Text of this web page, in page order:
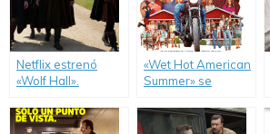
Netflix estrenó
«Wolf Hall».
«Wet Hot American
Summer» se